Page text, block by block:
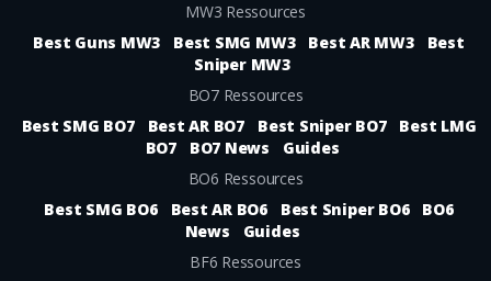
MW3 Ressources
Best Guns MW3
Best SMG MW3 Best AR MW3
Best
Sniper MW3
BO7 Ressources
Best SMG BO7
Best AR BO7 Best Sniper BO7
Best LMG
BO7
BO7 News
Guides
BO6 Ressources
Best SMG BO6
Best AR BO6 Best Sniper BO6
BO6
News
Guides
BF6 Ressources